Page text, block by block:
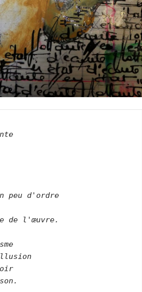
peu d'ordre
de l'œuvre.
voir
raison.